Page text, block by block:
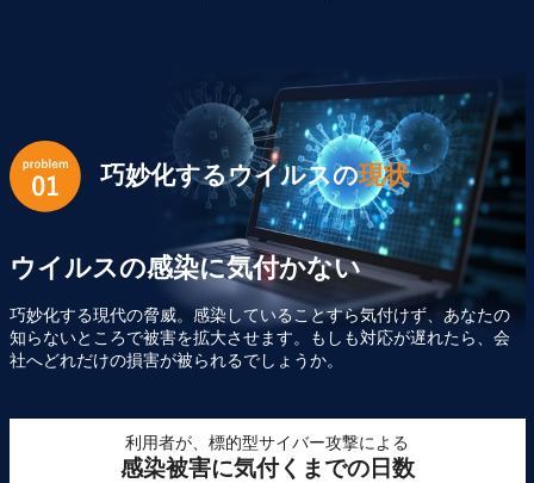
巧妙化するウイルスの現状
ウイルスの感染に気付かない
巧妙化する現代の脅威。感染していることすら気付けず、あなたの
知らないところで被害を拡大させます。もしも対応が遅れたら、会
社へどれだけの損害が被られるでしょうか。
利用者が、標的型サイバー攻撃による
感染被害に気付くまでの日数